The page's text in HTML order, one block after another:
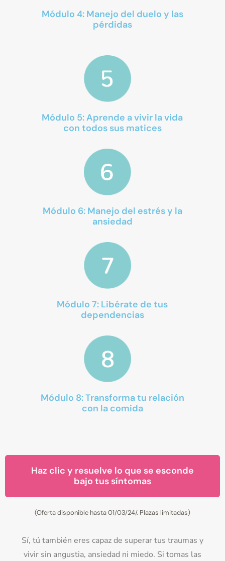
Módulo 4: Manejo del duelo y las
pérdidas
Módulo 5: Aprende a vivir la vida
con todos sus matices
Módulo 6: Manejo del estrés y la
ansiedad
Módulo 7: Libérate de tus
dependencias
Módulo 8: Transforma tu relación
con la comida
Haz clic y resuelve lo que se esconde
bajo tus síntomas
(Oferta disponible hasta 01/03/24/. Plazas limitadas)
Sí, tú también eres capaz de superar tus traumas y
vivir sin angustia, ansiedad ni miedo. Si tomas las